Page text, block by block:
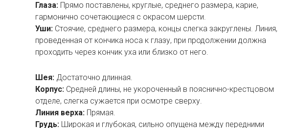
Глаза: Прямо поставлены, круглые, среднего размера, карие,
гармонично сочетающиеся с окрасом шерсти.
Уши: Стоячие, среднего размера, концы слегка закруглены. Линия,
проведенная от кончика носа к глазу, при продолжении должна
проходить через кончик уха или близко от него.
Шея: Достаточно длинная.
Корпус: Средней длины, не укороченный в пояснично-крестцовом
отделе, слегка сужается при осмотре сверху.
Линия верха: Прямая.
Грудь: Широкая и глубокая, сильно опущена между передними